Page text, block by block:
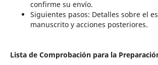
confirme su envío.
Siguientes pasos: Detalles sobre el
manuscrito y acciones posteriores.
Lista de Comprobación para la